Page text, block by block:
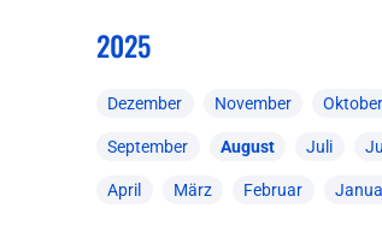
2025
Dezember November Oktober
September August Juli
April März Februar